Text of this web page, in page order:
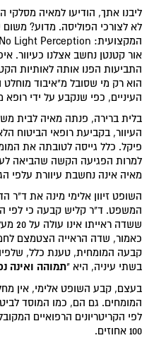
ליבנו אתך, הודיעו למאיה
לא לצורכי הפוליסה. מדוע?
אור קטנטן נחשב אצלנו כעיוור.
התביעות הפנו אותה לאותיות
הוא רק מי שסובל מ"איבוד
העיניים, כפי שנקבע על ידי רופא
בלית ברירה, פנתה מאיה לבית
העיוור, בקביעת רופאי הביטוח
פיקל. כלל גייסה לטובתה את
למרות הפגיעה הקשה שהביאה
מאיה אינה נחשבת עיוורת עלפי
השופט זיוון אלימי מינה את
המשפט. ד"ר קליש קבעה כי לפי
כאמור, שדה הראייה הצטמצם
קבעה המומחית, טענת כלל,
בשתי עיניה, היא "תמוהה ואינה
בעצם, קבע השופט אלימי, אין
המומחים. גם הם, כמו המוסד
לפי הקריטריונים הרפואיים
100 אחוזים.